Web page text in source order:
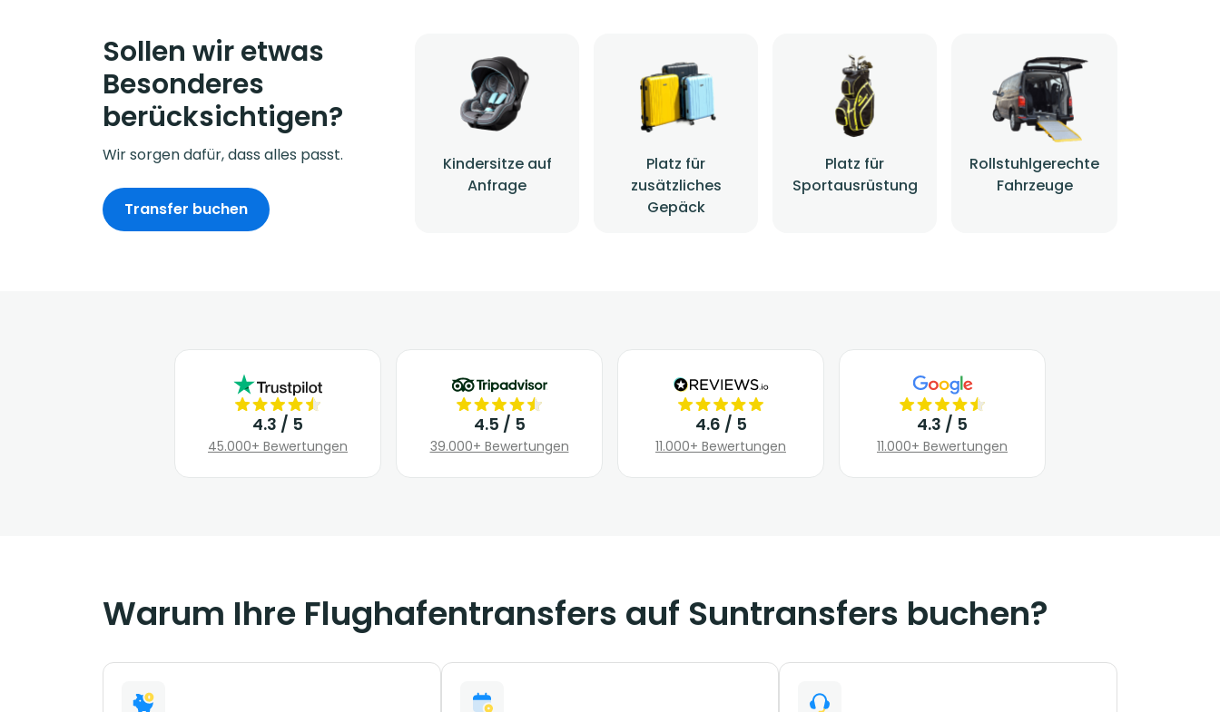
Sollen wir etwas
Besonderes
berücksichtigen?
Wir sorgen dafür, dass alles passt.
Kindersitze auf
Anfrage
Platz für
zusätzliches
Gepäck
Platz für
Sportausrüstung
Rollstuhlgerechte
Fahrzeuge
Transfer buchen
4.3 / 5
45.000+ Bewertungen
4.5 / 5
39.000+ Bewertungen
4.6 / 5
11.000+ Bewertungen
4.3 / 5
11.000+ Bewertungen
Warum Ihre Flughafentransfers auf Suntransfers buchen?